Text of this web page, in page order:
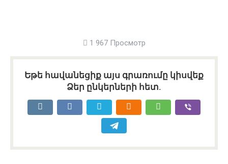
1 967 Просмотр
Եթե հավանեցիք այս գրառումը կիսվեք
Ձեր ընկերների հետ.